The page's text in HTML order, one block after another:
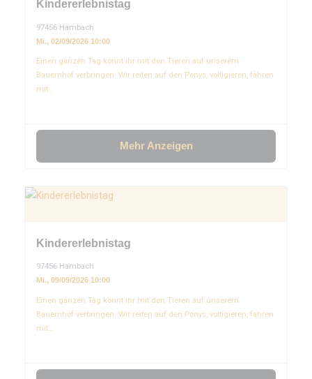
Kindererlebnistag
97456 Hambach
Mi., 02/09/2026 10:00
Einen ganzen Tag könnt ihr mit den Tieren auf unserem
Bauernhof verbringen. Wir reiten auf den Ponys, voltigieren, fahren
mit…
Mehr Anzeigen
Kindererlebnistag
97456 Hambach
Mi., 09/09/2026 10:00
Einen ganzen Tag könnt ihr mit den Tieren auf unserem
Bauernhof verbringen. Wir reiten auf den Ponys, voltigieren, fahren
mit…